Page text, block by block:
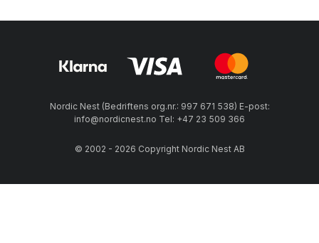
Nordic Nest (Bedriftens org.nr.: 997 671 538) E-post:
info@nordicnest.no Tel: +47 23 509 366
© 2002 - 2026 Copyright Nordic Nest AB